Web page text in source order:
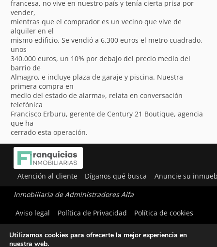
francesa, no vive en nuestro país y tenía cierta prisa por
vender,
mientras que el comprador es un vecino que vive de
alquiler en el
mismo edificio. Se vendió a 6.300 euros el metro cuadrado,
unos
340.000 euros, un 10% por debajo del precio medio del
barrio de
Almagro, e incluye plaza de garaje y piscina. Nuestra
primera compra en
medio del estado de alarma», relata en conversación
telefónica
Francisco Erburu, gerente de Century 21 Boutique, agencia
que ha
cerrado esta operación.
Atención al cliente Díganos qué busca Anuncie su
Inmobiliaria de Administradores Alfa
Aviso legal
Política de Privacidad Política de cookies
Utilizamos cookies para ofrecerte la mejor experiencia en
nuestra web.